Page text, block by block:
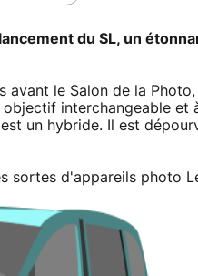
du SL, un
avant le Salon de la
interchangeable et
un hybride. Il est
sortes d'appareils photo